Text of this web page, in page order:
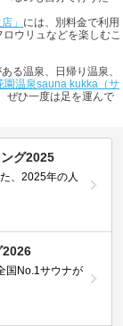
」 には、別料金で利用
ウリュなどを楽しむこ
る温泉、日帰り温泉、
園温泉sauna kukka（サ
ぜひ一度は足を運んで
グ2025
、2025年の人
2026
国No.1サウナが